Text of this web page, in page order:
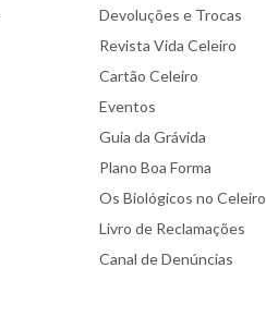
Devoluções e Trocas
Revista Vida Celeiro
Cartão Celeiro
Eventos
Guia da Grávida
Plano Boa Forma
Os Biológicos no Celeiro
Livro de Reclamações
Canal de Denúncias